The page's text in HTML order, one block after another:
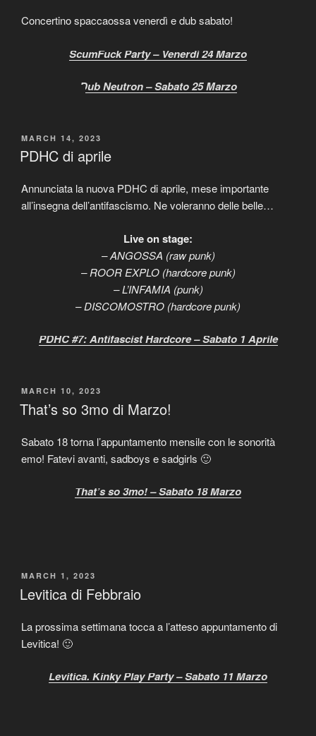
Concertino spaccaossa venerdì e dub sabato!
ScumFuck Party – Venerdì 24 Marzo
Dub Neutron – Sabato 25 Marzo
POSTED
ON
MARCH 14, 2023
PDHC di aprile
Annunciata la nuova PDHC di aprile, mese importante
all’insegna dell’antifascismo. Ne voleranno delle belle…
Live on stage:
– ANGOSSA (raw punk)
– ROOR EXPLO (hardcore punk)
– L’INFAMIA (punk)
– DISCOMOSTRO (hardcore punk)
PDHC #7: Antifascist Hardcore – Sabato 1 Aprile
POSTED
ON
MARCH 10, 2023
That’s so 3mo di Marzo!
Sabato 18 torna l’appuntamento mensile con le sonorità
emo! Fatevi avanti, sadboys e sadgirls 🙂
That’s so 3mo! – Sabato 18 Marzo
POSTED
ON
MARCH 1, 2023
Levitica di Febbraio
La prossima settimana tocca a l’atteso appuntamento di
Levitica! 🙂
Levitica. Kinky Play Party – Sabato 11 Marzo